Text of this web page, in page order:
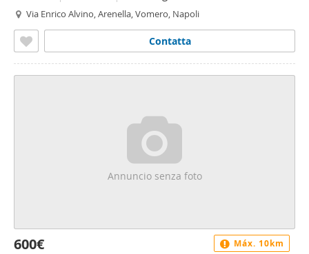
Via Enrico Alvino, Arenella, Vomero, Napoli
Contatta
Annuncio senza foto
600€ Máx. 10km